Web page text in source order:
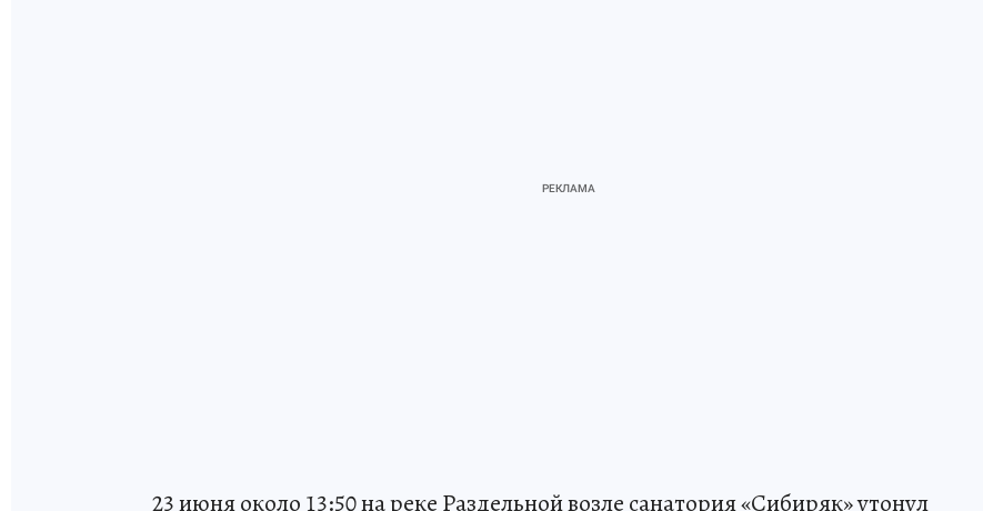
23 июня около 13:50 на реке Раздельной возле санатория «Сибиряк» утонул